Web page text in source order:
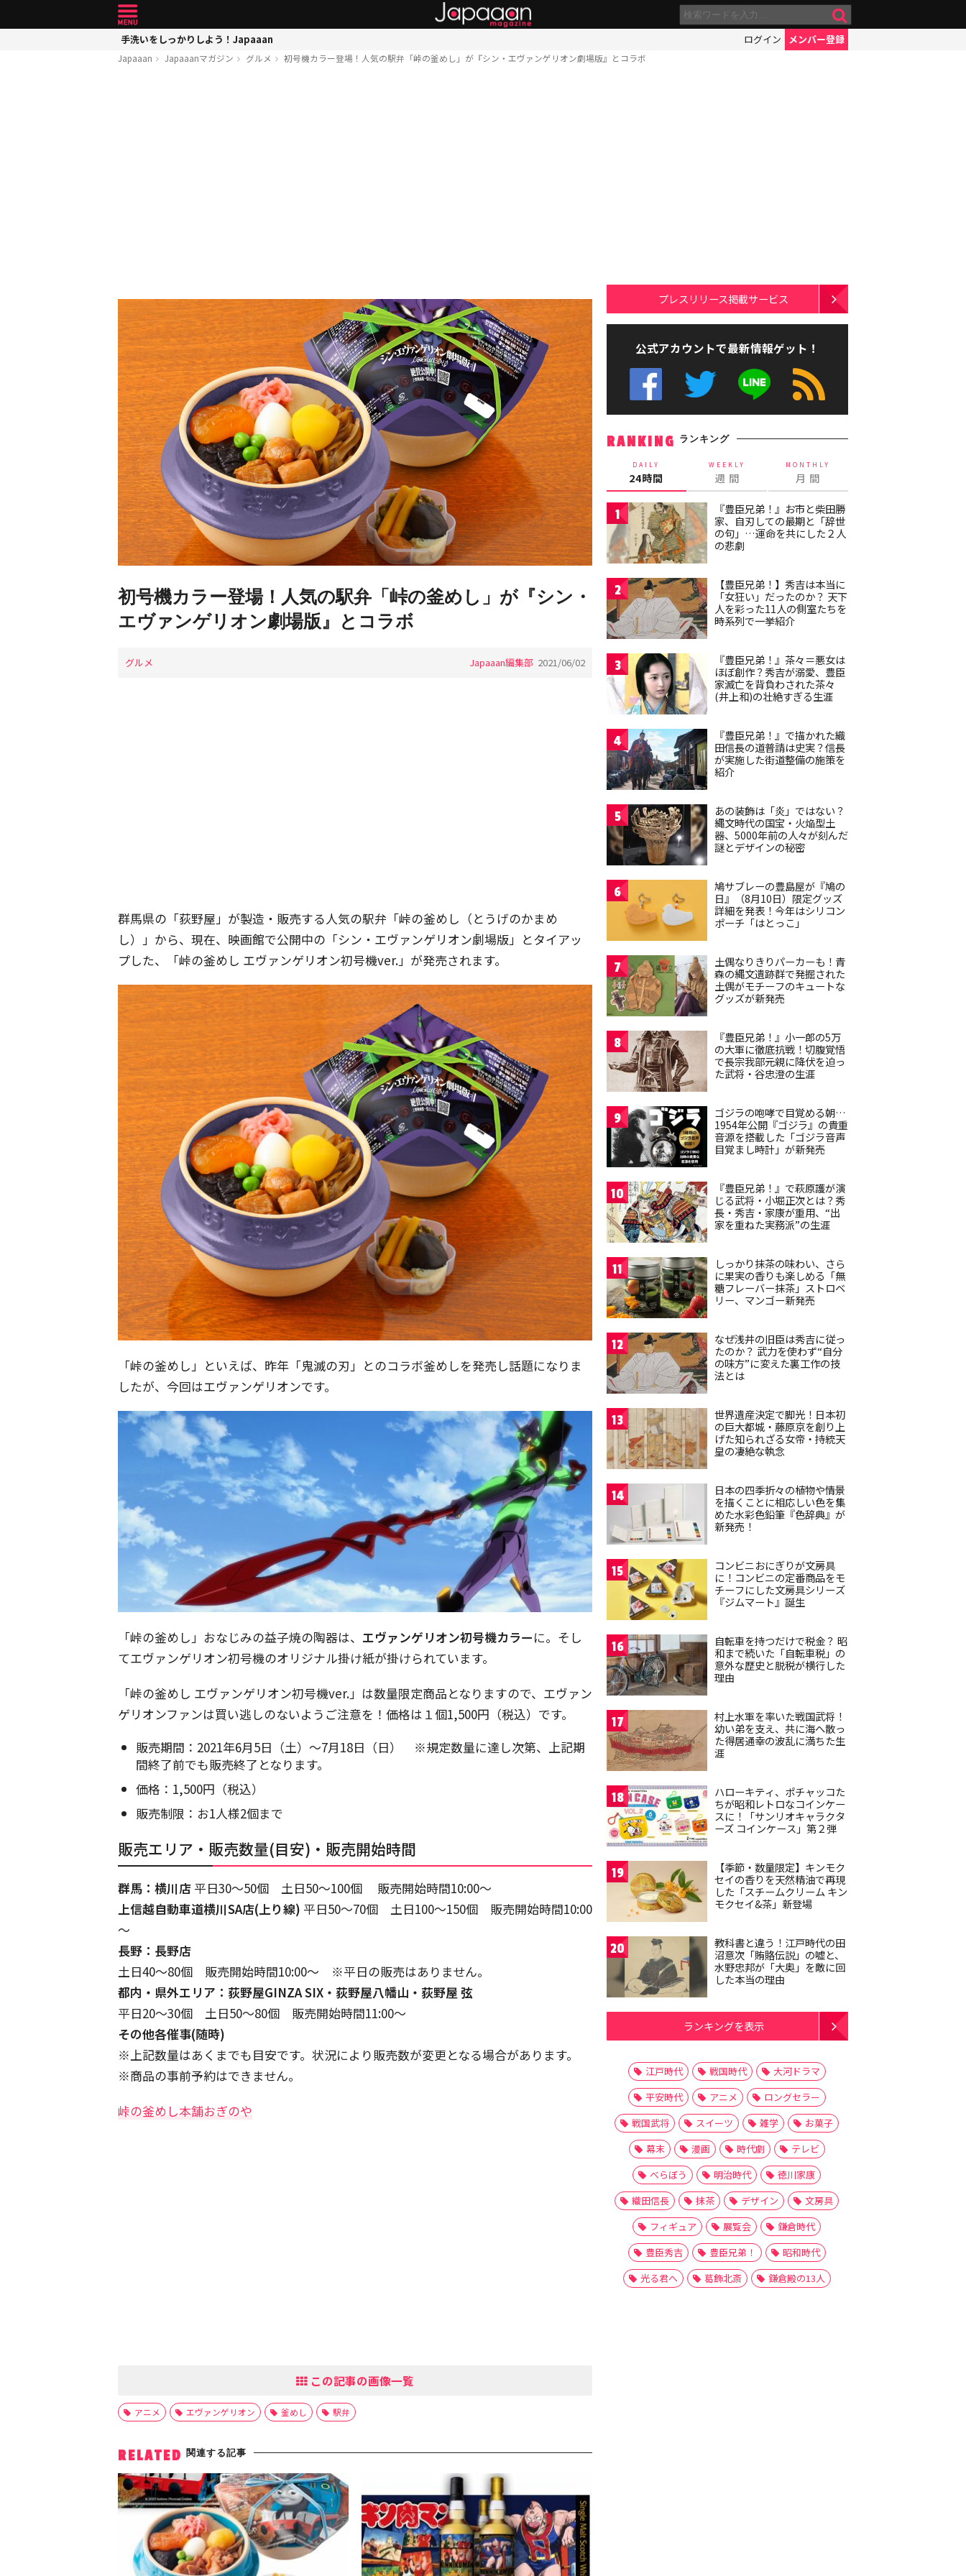
手洗いをしっかりしよう！Japaaan ログイン メンバー登録
Japaaan Japaaanマガジン グルメ 初号機カラー登場！人気の駅弁「峠の釜めし」が『シン・エヴァンゲリオン劇場版』とコラボ
初号機カラー登場！人気の駅弁「峠の釜めし」が『シン・
エヴァンゲリオン劇場版』とコラボ
グルメ Japaaan編集部 2021/06/02
群馬県の「荻野屋」が製造・販売する人気の駅弁「峠の釜めし（とうげのかまめ
し）」から、現在、映画館で公開中の「シン・エヴァンゲリオン劇場版」とタイアッ
プした、「峠の釜めし エヴァンゲリオン初号機ver.」が発売されます。
「峠の釜めし」といえば、昨年「鬼滅の刃」とのコラボ釜めしを発売し話題になりま
したが、今回はエヴァンゲリオンです。
「峠の釜めし」おなじみの益子焼の陶器は、 エヴァンゲリオン初号機カラーに。そし
てエヴァンゲリオン初号機のオリジナル掛け紙が掛けられています。
「峠の釜めし エヴァンゲリオン初号機ver.」は数量限定商品となりますので、エヴァン
ゲリオンファンは買い逃しのないようご注意を！価格は１個1,500円（税込）です。
販売期間：2021年6月5日（土）〜7月18日（日） ※規定数量に達し次第、上記期
間終了前でも販売終了となります。
価格：1,500円（税込）
販売制限：お1人様2個まで
販売エリア・販売数量(目安)・販売開始時間
群馬：横川店 平日30～50個 土日50～100個 販売開始時間10:00～
上信越自動車道横川SA店(上り線) 平日50～70個 土日100～150個 販売開始時間10:00
～
長野：長野店
土日40～80個 販売開始時間10:00～ ※平日の販売はありません。
都内・県外エリア：荻野屋GINZA SIX・荻野屋八幡山・荻野屋 弦
平日20～30個 土日50～80個 販売開始時間11:00～
その他各催事(随時)
※上記数量はあくまでも目安です。状況により販売数が変更となる場合があります。
※商品の事前予約はできません。
峠の釜めし本舗おぎのや
この記事の画像一覧
アニメ エヴァンゲリオン 釜めし 駅弁
RELATED 関連する記事
プレスリリース掲載サービス
公式アカウントで最新情報ゲット！
RANKING ランキング
DAILY
24時間
WEEKLY
週 間
MONTHLY
月 間
1
『豊臣兄弟！』お市と柴田勝
家、自刃しての最期と「辞世
の句」…運命を共にした２人
の悲劇
2
【豊臣兄弟！】秀吉は本当に
「女狂い」だったのか？ 天下
人を彩った11人の側室たちを
時系列で一挙紹介
3
『豊臣兄弟！』茶々＝悪女は
ほぼ創作？秀吉が溺愛、豊臣
家滅亡を背負わされた茶々
(井上和)の壮絶すぎる生涯
4
『豊臣兄弟！』で描かれた織
田信長の道普請は史実？信長
が実施した街道整備の施策を
紹介
5
あの装飾は「炎」ではない？
縄文時代の国宝・火焔型土
器、5000年前の人々が刻んだ
謎とデザインの秘密
6
鳩サブレーの豊島屋が『鳩の
日』（8月10日）限定グッズ
詳細を発表！今年はシリコン
ポーチ「はとっこ」
7
土偶なりきりパーカーも！青
森の縄文遺跡群で発掘された
土偶がモチーフのキュートな
グッズが新発売
8
『豊臣兄弟！』小一郎の5万
の大軍に徹底抗戦！切腹覚悟
で長宗我部元親に降伏を迫っ
た武将・谷忠澄の生涯
9
ゴジラの咆哮で目覚める朝…
1954年公開『ゴジラ』の貴重
音源を搭載した「ゴジラ音声
目覚まし時計」が新発売
10
『豊臣兄弟！』で萩原護が演
じる武将・小堀正次とは？秀
長・秀吉・家康が重用、“出
家を重ねた実務派”の生涯
11
しっかり抹茶の味わい、さら
に果実の香りも楽しめる「無
糖フレーバー抹茶」ストロベ
リー、マンゴー新発売
12
なぜ浅井の旧臣は秀吉に従っ
たのか？ 武力を使わず“自分
の味方”に変えた裏工作の技
法とは
13
世界遺産決定で脚光！日本初
の巨大都城・藤原京を創り上
げた知られざる女帝・持統天
皇の凄絶な執念
14
日本の四季折々の植物や情景
を描くことに相応しい色を集
めた水彩色鉛筆『色辞典』が
新発売！
15
コンビニおにぎりが文房具
に！コンビニの定番商品をモ
チーフにした文房具シリーズ
『ジムマート』誕生
16
自転車を持つだけで税金？ 昭
和まで続いた「自転車税」の
意外な歴史と脱税が横行した
理由
17
村上水軍を率いた戦国武将！
幼い弟を支え、共に海へ散っ
た得居通幸の波乱に満ちた生
涯
18
ハローキティ、ポチャッコた
ちが昭和レトロなコインケー
スに！「サンリオキャラクタ
ーズ コインケース」第２弾
19
【季節・数量限定】キンモク
セイの香りを天然精油で再現
した「スチームクリーム キン
モクセイ&茶」新登場
20
教科書と違う！江戸時代の田
沼意次「賄賂伝説」の嘘と、
水野忠邦が「大奥」を敵に回
した本当の理由
ランキングを表示
江戸時代 戦国時代
大河ドラマ
平安時代
アニメ
ロングセラー
戦国武将
スイーツ 雑学
お菓子
幕末
漫画 時代劇
テレビ
べらぼう
明治時代
徳川家康
織田信長
抹茶 デザイン
文房具
フィギュア
展覧会
鎌倉時代
豊臣秀吉
豊臣兄弟！
昭和時代
光る君へ
葛飾北斎 鎌倉殿の13人